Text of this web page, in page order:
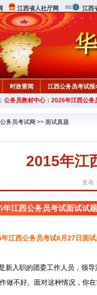
江西省人社厅网 江西
时政要闻 江西公务员考试报
询 教材中心
公务员教材中心：2026年江西公务
务员考试网 >> 面试真题
2015年江
发布
年江西公务员考试面试试
江西公务员考试6月27日面
入职的团委工作人员，领导
做不好。面对这种情况，你